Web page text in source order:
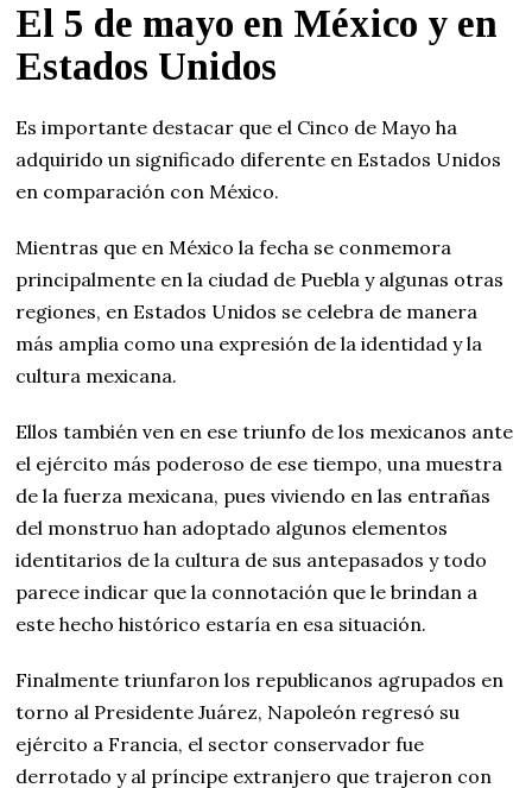
El 5 de mayo en México y en
Estados Unidos
Es importante destacar que el Cinco de Mayo ha
adquirido un significado diferente en Estados Unidos
en comparación con México.
Mientras que en México la fecha se conmemora
principalmente en la ciudad de Puebla y algunas otras
regiones, en Estados Unidos se celebra de manera
más amplia como una expresión de la identidad y la
cultura mexicana.
Ellos también ven en ese triunfo de los mexicanos ante
el ejército más poderoso de ese tiempo, una muestra
de la fuerza mexicana, pues viviendo en las entrañas
del monstruo han adoptado algunos elementos
identitarios de la cultura de sus antepasados y todo
parece indicar que la connotación que le brindan a
este hecho histórico estaría en esa situación.
Finalmente triunfaron los republicanos agrupados en
torno al Presidente Juárez, Napoleón regresó su
ejército a Francia, el sector conservador fue
derrotado y al príncipe extranjero que trajeron con